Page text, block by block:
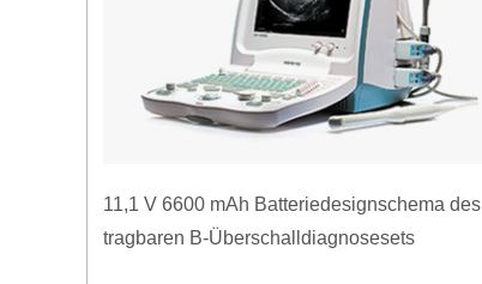
11,1 V 6600 mAh Batteriedesignschema des
tragbaren B-Überschalldiagnosesets